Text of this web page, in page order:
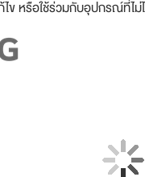
ข หรือใช้ร่วมกับอุปกรณ์ที่ไม่